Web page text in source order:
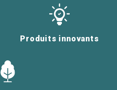
Produits innovants